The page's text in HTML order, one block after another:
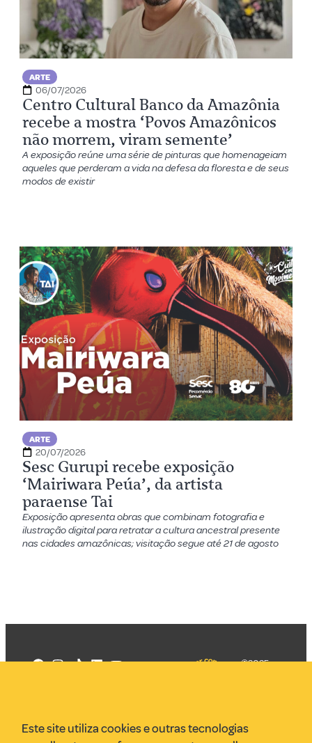
ARTE
06/07/2026
Centro Cultural Banco da Amazônia
recebe a mostra ‘Povos Amazônicos
não morrem, viram semente’
A exposição reúne uma série de pinturas que homenageiam
aqueles que perderam a vida na defesa da floresta e de seus
modos de existir
ARTE
20/07/2026
Sesc Gurupi recebe exposição
‘Mairiwara Peúa’, da artista
paraense Tai
Exposição apresenta obras que combinam fotografia e
ilustração digital para retratar a cultura ancestral presente
nas cidades amazônicas; visitação segue até 21 de agosto
VR Assessoria
©2025
Este site utiliza cookies e outras tecnologias